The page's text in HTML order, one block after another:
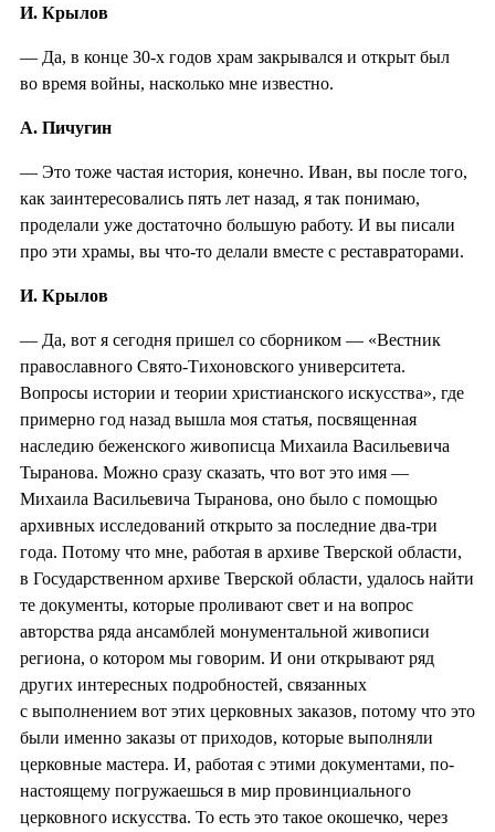
И. Крылов
— Да, в конце 30-х годов храм закрывался и открыт был
во время войны, насколько мне известно.
А. Пичугин
— Это тоже частая история, конечно. Иван, вы после того,
как заинтересовались пять лет назад, я так понимаю,
проделали уже достаточно большую работу. И вы писали
про эти храмы, вы что-то делали вместе с реставраторами.
И. Крылов
— Да, вот я сегодня пришел со сборником — «Вестник
православного Свято-Тихоновского университета.
Вопросы истории и теории христианского искусства», где
примерно год назад вышла моя статья, посвященная
наследию беженского живописца Михаила Васильевича
Тыранова. Можно сразу сказать, что вот это имя —
Михаила Васильевича Тыранова, оно было с помощью
архивных исследований открыто за последние два-три
года. Потому что мне, работая в архиве Тверской области,
в Государственном архиве Тверской области, удалось найти
те документы, которые проливают свет и на вопрос
авторства ряда ансамблей монументальной живописи
региона, о котором мы говорим. И они открывают ряд
других интересных подробностей, связанных
с выполнением вот этих церковных заказов, потому что это
были именно заказы от приходов, которые выполняли
церковные мастера. И, работая с этими документами, по-
настоящему погружаешься в мир провинциального
церковного искусства. То есть это такое окошечко, через